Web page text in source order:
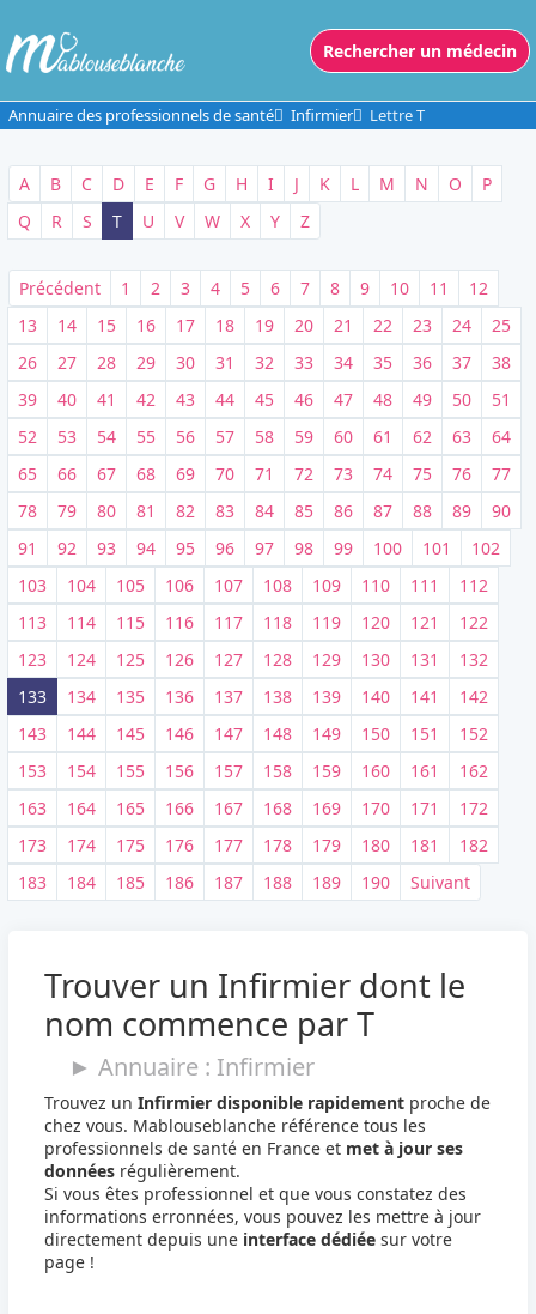
Rechercher un médecin
Annuaire des professionnels de santé Infirmier Lettre T
A B C D E F G H I J K L M N O
P
Q
R S T U V W X Y Z
Précédent 1 2 3 4 5 6 7 8 9 10 11
12
13
14 15 16 17 18 19 20 21 22 23 24
25
26
27 28 29 30 31 32 33 34 35 36 37
38
39
40 41 42 43 44 45 46 47 48 49 50
51
52
53 54 55 56 57 58 59 60 61 62 63
64
65
66 67 68 69 70 71 72 73 74 75 76
77
78
79 80 81 82 83 84 85 86 87 88 89
90
91
92 93 94 95 96 97 98 99 100 101
102
103
104 105 106 107 108 109 110 111
112
113
114 115 116 117 118 119 120 121
122
123
124 125 126 127 128 129 130 131
132
133
134 135 136 137 138 139 140 141
142
143
144 145 146 147 148 149 150 151
152
153
154 155 156 157 158 159 160 161
162
163
164 165 166 167 168 169 170 171
172
173
174 175 176 177 178 179 180 181
182
183
184 185 186 187 188 189 190 Suivant
Trouver un Infirmier dont le
nom commence par T
► Annuaire : Infirmier
Trouvez unInfirmier disponible rapidement proche de
chez vous. Mablouseblanche référence tous les
professionnels de santé en France et met à jour ses
données régulièrement.
Si vous êtes professionnel et que vous constatez des
informations erronnées, vous pouvez les mettre à jour
directement depuis une interface dédiée sur votre
page !